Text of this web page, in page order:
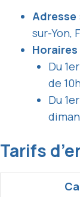
Adresse
sur-Yon,
Du
de
Du
Tarifs